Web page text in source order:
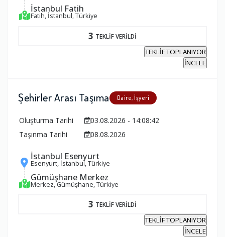
İstanbul Fatih
Fatih, İstanbul, Türkiye
3 TEKLİF VERİLDİ
TEKLİF TOPLANIYOR
İNCELE
Şehirler Arası Taşıma Daire, İşyeri
Oluşturma Tarihi
03.08.2026 - 14:08:42
Taşınma Tarihi
08.08.2026
İstanbul Esenyurt
Esenyurt, İstanbul, Türkiye
Gümüşhane Merkez
Merkez, Gümüşhane, Türkiye
3 TEKLİF VERİLDİ
TEKLİF TOPLANIYOR
İNCELE